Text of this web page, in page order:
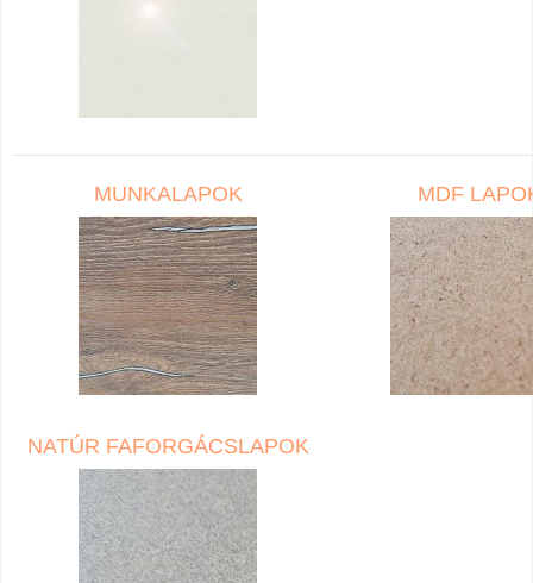
MUNKALAPOK MDF
NATÚR FAFORGÁCSLAPOK